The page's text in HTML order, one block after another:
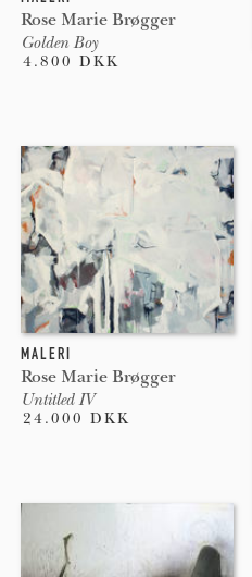
Rose Marie Brøgger
Golden Boy
4.800 DKK
MALERI
Rose Marie Brøgger
Untitled IV
24.000 DKK